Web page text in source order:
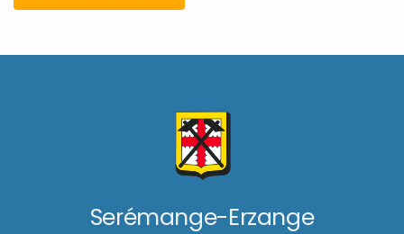
Serémange-Erzange